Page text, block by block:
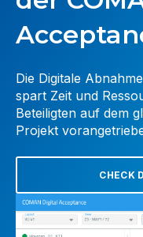
Die Digitale
spart Zeit und
Beteiligten auf dem
Projekt
CHECK